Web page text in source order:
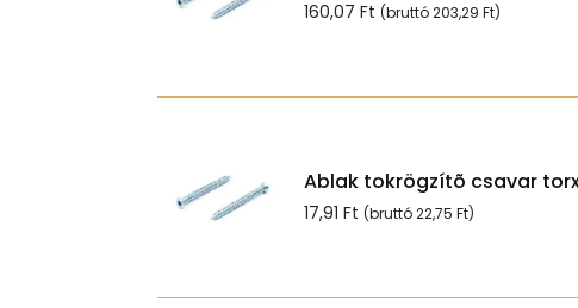
160,07 Ft (bruttó203,29 Ft)
Ablak tokrögzítõ csavar
17,91 Ft (bruttó22,75 Ft)